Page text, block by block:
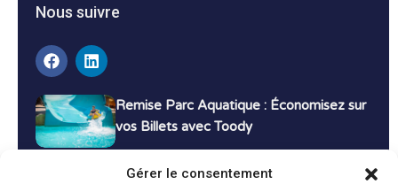
Gérer le consentement
Nous suivre
Remise Parc Aquatique : Économisez sur
vos Billets avec Toody